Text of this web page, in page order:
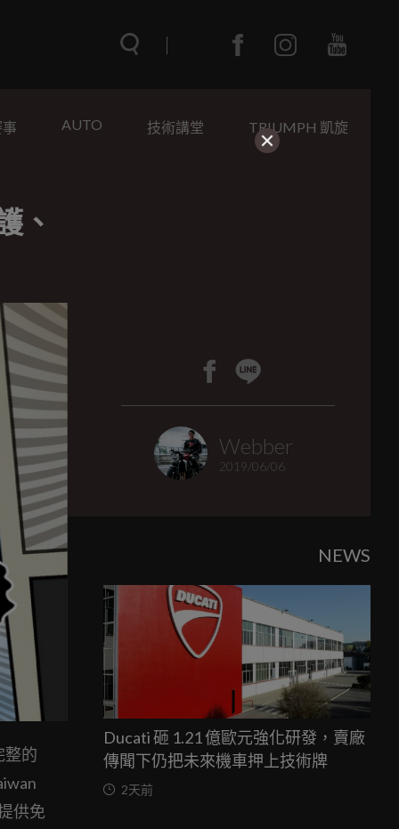
AUTO 技術講堂 TRIUMPH 凱旋
、
Webber
2019/06/06
整的
供免
NEWS
Ducati 砸 1.21 億歐元強化研發，賣廠
傳聞下仍把未來機車押上技術牌
2天前